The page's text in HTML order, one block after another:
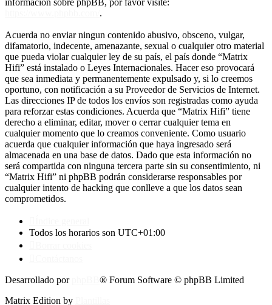
información sobre phpBB, por favor visite:
.
Acuerda no enviar ningun contenido abusivo, obsceno, vulgar,
difamatorio, indecente, amenazante, sexual o cualquier otro material
que pueda violar cualquier ley de su país, el país donde “Matrix
Hifi” está instalado o Leyes Internacionales. Hacer eso provocará
que sea inmediata y permanentemente expulsado y, si lo creemos
oportuno, con notificación a su Proveedor de Servicios de Internet.
Las direcciones IP de todos los envíos son registradas como ayuda
para reforzar estas condiciones. Acuerda que “Matrix Hifi” tiene
derecho a eliminar, editar, mover o cerrar cualquier tema en
cualquier momento que lo creamos conveniente. Como usuario
acuerda que cualquier información que haya ingresado será
almacenada en una base de datos. Dado que esta información no
será compartida con ninguna tercera parte sin su consentimiento, ni
“Matrix Hifi” ni phpBB podrán considerarse responsables por
cualquier intento de hacking que conlleve a que los datos sean
comprometidos.
Todos los horarios son UTC+01:00
Desarrollado por
® Forum Software © phpBB Limited
Matrix Edition by